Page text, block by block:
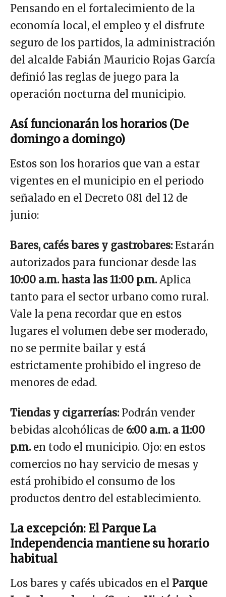
Pensando en el fortalecimiento de la
economía local, el empleo y el disfrute
seguro de los partidos, la administración
del alcalde Fabián Mauricio Rojas García
definió las reglas de juego para la
operación nocturna del municipio.
Así funcionarán los horarios (De
domingo a domingo)
Estos son los horarios que van a estar
vigentes en el municipio en el periodo
señalado en el Decreto 081 del 12 de
junio:
Bares, cafés bares y gastrobares: Estarán
autorizados para funcionar desde las
10:00 a.m. hasta las 11:00 p.m. Aplica
tanto para el sector urbano como rural.
Vale la pena recordar que en estos
lugares el volumen debe ser moderado,
no se permite bailar y está
estrictamente prohibido el ingreso de
menores de edad.
Tiendas y cigarrerías: Podrán vender
bebidas alcohólicas de 6:00 a.m. a 11:00
p.m. en todo el municipio. Ojo: en estos
comercios no hay servicio de mesas y
está prohibido el consumo de los
productos dentro del establecimiento.
La excepción: El Parque La
Independencia mantiene su horario
habitual
Los bares y cafés ubicados en el Parque